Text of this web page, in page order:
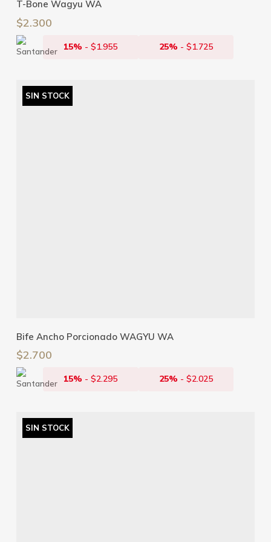
T-Bone Wagyu WA
$2.300
15% -$1.955 25% - $1.725
SIN STOCK
Bife Ancho Porcionado WAGYU WA
$2.700
15% -$2.295 25% - $2.025
SIN STOCK